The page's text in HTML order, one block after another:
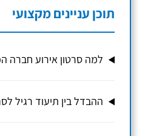
תוכן עניינים מקצועי
למה סרטון אירוע חברה
ההבדל בין תיעוד רגיל